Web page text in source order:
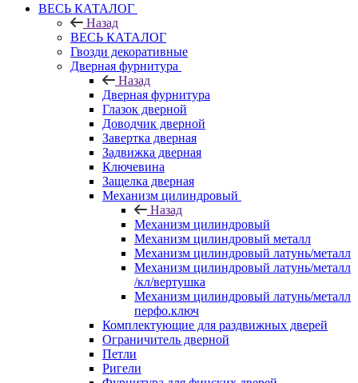
ВЕСЬ КАТАЛОГ
Назад
ВЕСЬ КАТАЛОГ
Гвозди декоративные
Дверная фурнитура
Назад
Дверная фурнитура
Глазок дверной
Доводчик дверной
Завертка дверная
Задвижка дверная
Ключевина
Защелка дверная
Механизм цилиндровый
Назад
Механизм цилиндровый
Механизм цилиндровый металл
Механизм цилиндровый латунь/металл
Механизм цилиндровый латунь/металл
/кл/вертушка
Механизм цилиндровый латунь/металл
перфо.ключ
Комплектующие для раздвижных дверей
Ограничитель дверной
Петли
Ригели